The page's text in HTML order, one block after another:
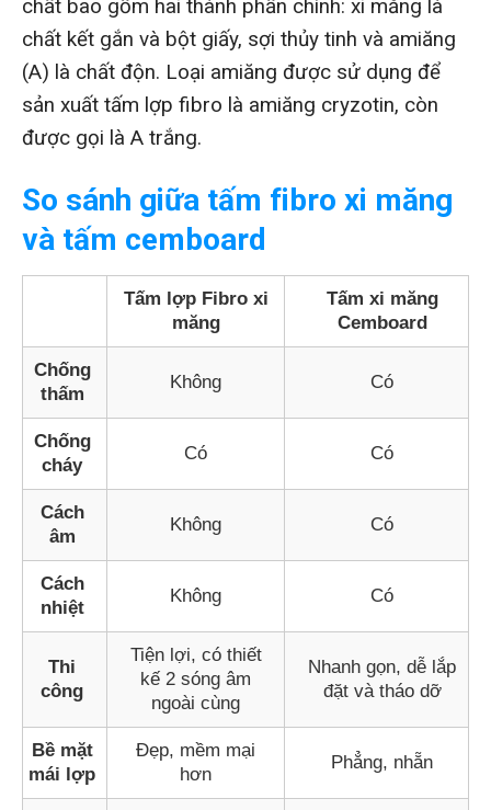
chất bao gồm hai thành phần chính: xi măng là
chất kết gắn và bột giấy, sợi thủy tinh và amiăng
(A) là chất độn. Loại amiăng được sử dụng để
sản xuất tấm lợp fibro là amiăng cryzotin, còn
được gọi là A trắng.
So sánh giữa tấm fibro xi măng
và tấm cemboard
Tấm lợp Fibro xi
măng
Tấm xi măng
Cemboard
Chống
thấm
Không Có
Chống
cháy
Có Có
Cách
âm
Không Có
Cách
nhiệt
Không Có
Thi
công
Tiện lợi, có thiết
kế 2 sóng âm
ngoài cùng
Nhanh gọn, dễ lắp
đặt và tháo dỡ
Bề mặt
mái lợp
Đẹp, mềm mại
hơn
Phẳng, nhẵn